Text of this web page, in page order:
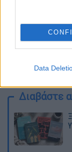
Data
Διαβάστε